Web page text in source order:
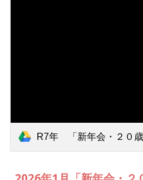
R7年 「新年会・２０歳を